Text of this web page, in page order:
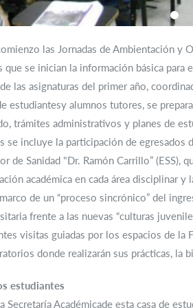
las Jornadas de Ambientación
se inician la información básica para
las asignaturas del primer año,
estudiantesy alumnos tutores, se
trámites administrativos y planes de
se incluye la participación de egresados
de Sanidad "Dr. Ramón Carrillo”
académica en cada área disciplinar
de un “proceso sincrónico” del
frente a las nuevas “culturas
visitas guiadas por los espacios de
donde realizarán sus prácticas,
estudiantes
Académicade esta casa de